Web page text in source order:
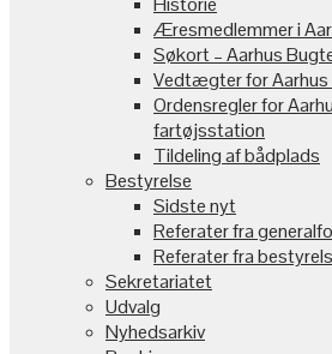
Æresmedlemmer i
Søkort – Aarhus
Vedtægter for Aarhus
Ordensregler for
fartøjsstation
Tildeling af bådplads
Bestyrelse
Sidste nyt
Referater fra
Referater fra
Sekretariatet
Udvalg
Nyhedsarkiv